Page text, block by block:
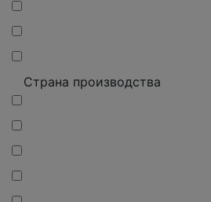
Страна производства